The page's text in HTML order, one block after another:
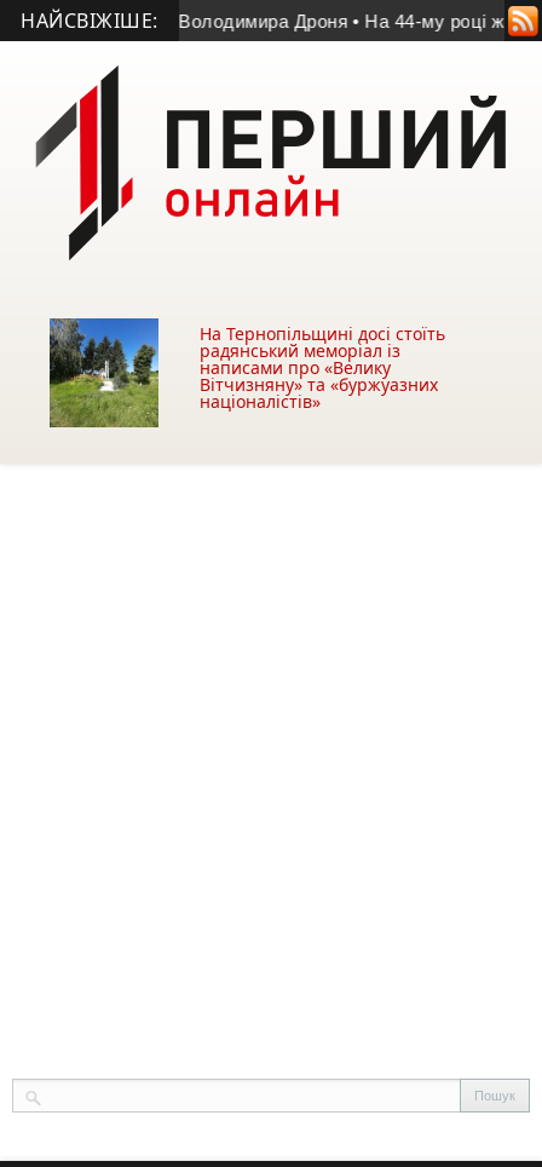
НАЙСВІЖІШЕ:
матчі пам’яті Володимира Дроня • На 44-му році життя
На Тернопільщині досі стоїть
радянський меморіал із
написами про «Велику
Вітчизняну» та «буржуазних
націоналістів»